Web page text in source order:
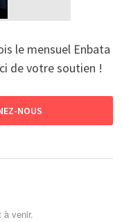
le mensuel Enbata
de votre soutien !
NOUS
à venir.